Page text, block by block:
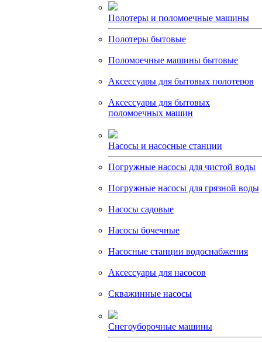
Полотеры и поломоечные машины
Полотеры бытовые
Поломоечные машины бытовые
Аксессуары для бытовых полотеров
Аксессуары для бытовых
поломоечных машин
Насосы и насосные станции
Погружные насосы для чистой воды
Погружные насосы для грязной воды
Насосы садовые
Насосы бочечные
Насосные станции водоснабжения
Аксессуары для насосов
Скважинные насосы
Снегоуборочные машины